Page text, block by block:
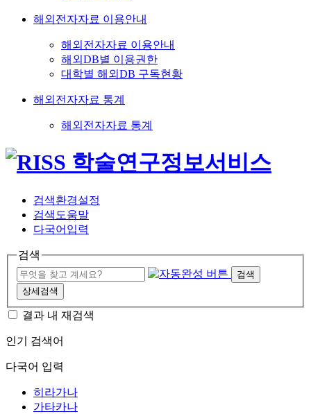
해외전자자료 이용안내
해외전자자료 이용안내
해외DB별 이용권한
대학별 해외DB 구독현황
해외전자자료 통계
해외전자자료 통계
검색환경설정
검색도움말
다국어입력
검색
검색
상세검색
결과 내 재검색
인기 검색어
다국어 입력
히라가나
가타카나